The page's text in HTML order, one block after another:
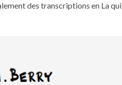
des transcriptions en La qui